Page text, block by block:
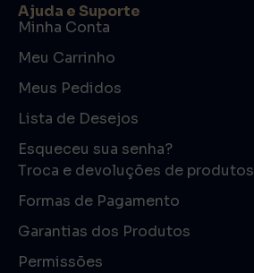
Ajuda e Suporte
Minha Conta
Meu Carrinho
Meus Pedidos
Lista de Desejos
Esqueceu sua senha?
Troca e devoluções de produtos
Formas de Pagamento
Garantias dos Produtos
Permissões